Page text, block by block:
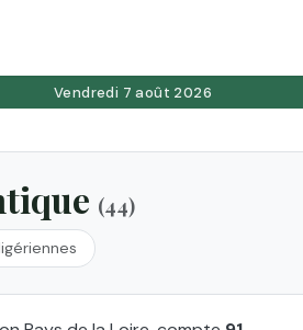
Vendredi 7 août 2026
(44)